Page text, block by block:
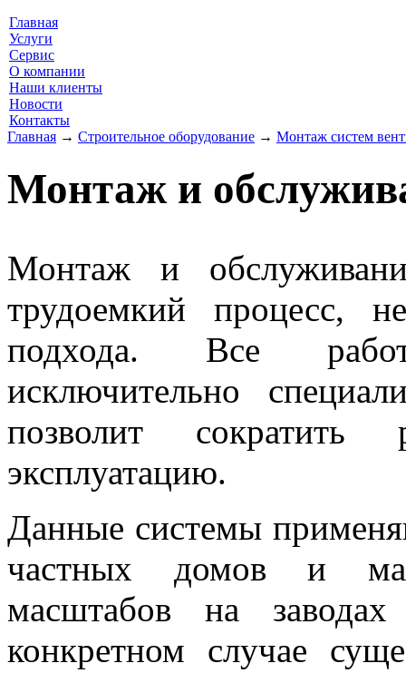
Главная
Услуги
Сервис
О компании
Наши клиенты
Новости
Контакты
Главная → Строительное оборудование → Монтаж систем
Монтаж и
Монтаж и
трудоемкий процесс,
подхода. Все
исключительно
позволит
эксплуатацию.
Данные системы
частных домов и
масштабов на
конкретном случае